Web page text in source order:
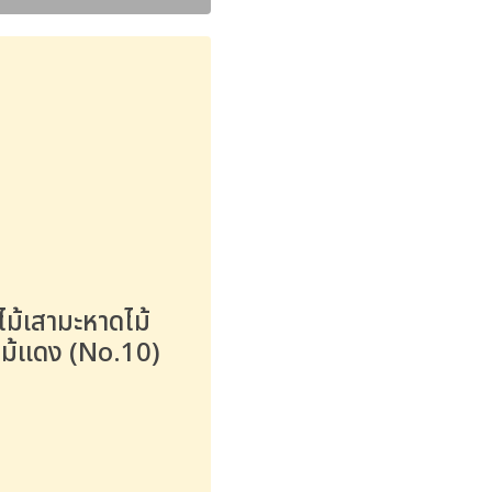
เสามะหาดไม้
ม้แดง (No.10)